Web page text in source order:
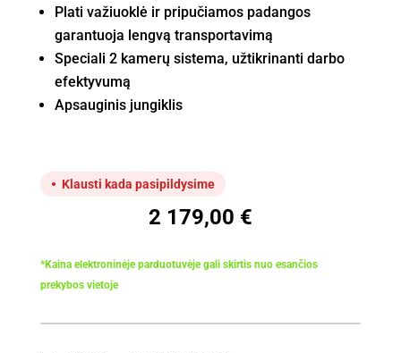
Plati važiuoklė ir pripučiamos padangos
garantuoja lengvą transportavimą
Speciali 2 kamerų sistema, užtikrinanti darbo
efektyvumą
Apsauginis jungiklis
Klausti kada pasipildysime
2 179,00 €
*Kaina elektroninėje parduotuvėje gali skirtis nuo esančios
prekybos vietoje